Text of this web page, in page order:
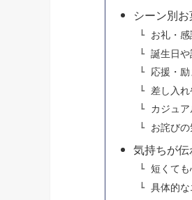
シーン別
お礼・
誕生日
応援・
差し入
カジュ
お詫び
気持ちが
短くても
具体的